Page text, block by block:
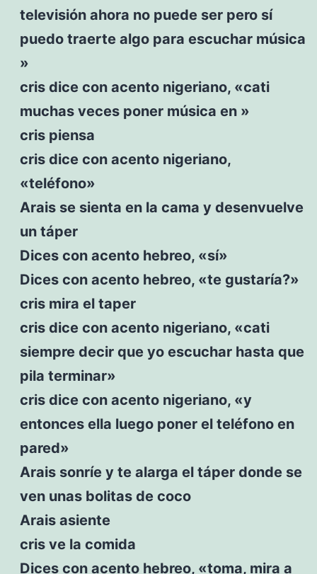
televisión ahora no puede ser pero sí
puedo traerte algo para escuchar música
»
cris dice con acento nigeriano, «cati
muchas veces poner música en »
cris piensa
cris dice con acento nigeriano,
«teléfono»
Arais se sienta en la cama y desenvuelve
un táper
Dices con acento hebreo, «sí»
Dices con acento hebreo, «te gustaría?»
cris mira el taper
cris dice con acento nigeriano, «cati
siempre decir que yo escuchar hasta que
pila terminar»
cris dice con acento nigeriano, «y
entonces ella luego poner el teléfono en
pared»
Arais sonríe y te alarga el táper donde se
ven unas bolitas de coco
Arais asiente
cris ve la comida
Dices con acento hebreo, «toma, mira a